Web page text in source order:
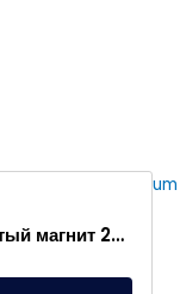
Сетчатый магнит 200×200 мм – Для теста в зоне печи, специально для миксера